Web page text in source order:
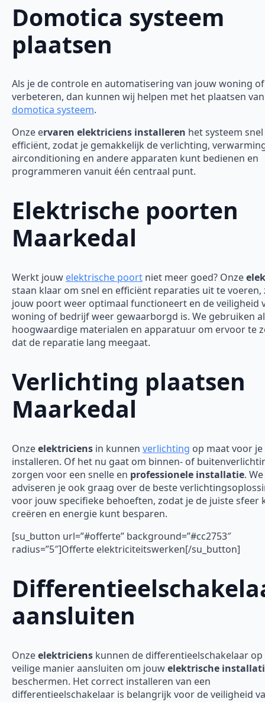
Domotica systeem
plaatsen
Als je de controle en automatisering van jouw woning
verbeteren, dan kunnen wij helpen met het plaatsen
domotica systeem.
Onze ervaren elektriciens installeren het systeem
efficiënt, zodat je gemakkelijk de verlichting,
airconditioning en andere apparaten kunt bedienen en
programmeren vanuit één centraal punt.
Elektrische poorten
Maarkedal
Werkt jouw elektrische poort niet meer goed? Onze
staan klaar om snel en efficiënt reparaties uit te voeren,
jouw poort weer optimaal functioneert en de veiligheid
woning of bedrijf weer gewaarborgd is. We gebruiken
hoogwaardige materialen en apparatuur om ervoor te
dat de reparatie lang meegaat.
Verlichting plaatsen
Maarkedal
Onzeelektriciens in kunnen verlichting op maat voor je
installeren. Of het nu gaat om binnen- of
zorgen voor een snelle en professionele installatie. We
adviseren je ook graag over de beste
voor jouw specifieke behoeften, zodat je de juiste sfeer
creëren en energie kunt besparen.
[su_button url=”#offerte” background=”#cc2753″
radius=”5″]Offerte elektriciteitswerken[/su_button]
aansluiten
Onzeelektriciens kunnen de differentieelschakelaar op
veilige manier aansluiten om jouwelektrische
beschermen. Het correct installeren van een
differentieelschakelaar is belangrijk voor de veiligheid